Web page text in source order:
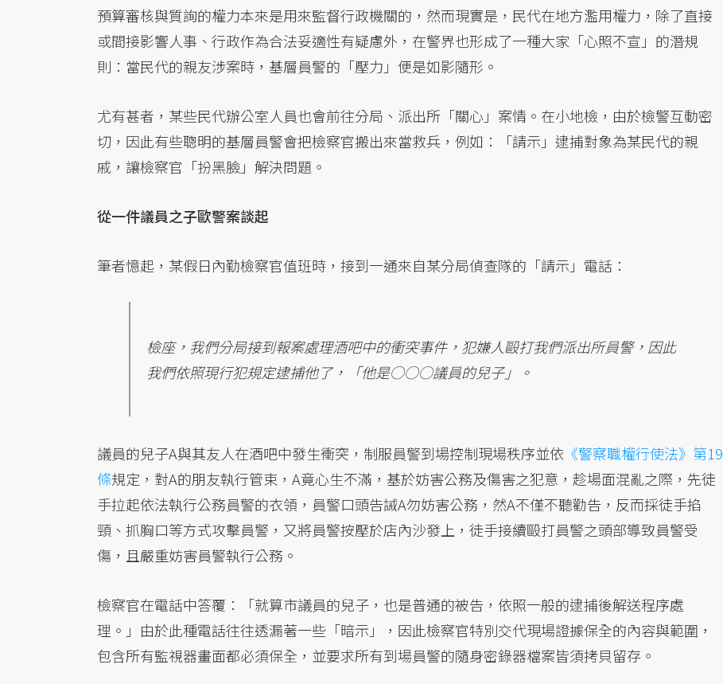
預算審核與質詢的權力本來是用來監督行政機關的，然而現實是，民代在地方濫用權力，除了直接
或間接影響人事、行政作為合法妥適性有疑慮外，在警界也形成了一種大家「心照不宣」的潛規
則：當民代的親友涉案時，基層員警的「壓力」便是如影隨形。
尤有甚者，某些民代辦公室人員也會前往分局、派出所「關心」案情。在小地檢，由於檢警互動密
切，因此有些聰明的基層員警會把檢察官搬出來當救兵，例如：「請示」逮捕對象為某民代的親
戚，讓檢察官「扮黑臉」解決問題。
從一件議員之子歐警案談起
筆者憶起，某假日內勤檢察官值班時，接到一通來自某分局偵查隊的「請示」電話：
檢座，我們分局接到報案處理酒吧中的衝突事件，犯嫌人毆打我們派出所員警，因此
我們依照現行犯規定逮捕他了，「他是○○○議員的兒子」。
議員的兒子A與其友人在酒吧中發生衝突，制服員警到場控制現場秩序並依 《警察職權行使法》第19
條規定，對A的朋友執行管束，A竟心生不滿，基於妨害公務及傷害之犯意，趁場面混亂之際，先徒
手拉起依法執行公務員警的衣領，員警口頭告誡A勿妨害公務，然A不僅不聽勸告，反而採徒手掐
頸、抓胸口等方式攻擊員警，又將員警按壓於店內沙發上，徒手接續毆打員警之頭部導致員警受
傷，且嚴重妨害員警執行公務。
檢察官在電話中答覆：「就算市議員的兒子，也是普通的被告，依照一般的逮捕後解送程序處
理。」由於此種電話往往透漏著一些「暗示」，因此檢察官特別交代現場證據保全的內容與範圍，
包含所有監視器畫面都必須保全，並要求所有到場員警的隨身密錄器檔案皆須拷貝留存。